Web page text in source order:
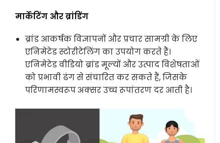
मार्केटिंग और ब्रांडिंग
ब्रांड आकर्षक विज्ञापनों और प्रचार सामग्री के लिए
एनिमेटेड स्टोरीटेलिंग का उपयोग करते हैं।
एनिमेटेड वीडियो ब्रांड मूल्यों और उत्पाद विशेषताओं
को प्रभावी ढंग से संचारित कर सकते हैं, जिसके
परिणामस्वरूप अक्सर उच्च रूपांतरण दर आती है।